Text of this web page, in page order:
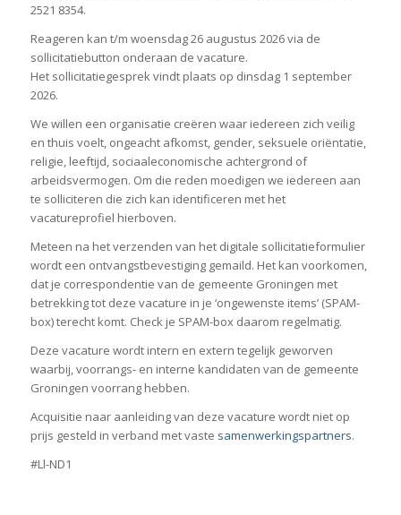
2521 8354.
Reageren kan t/m woensdag 26 augustus 2026 via de
sollicitatiebutton onderaan de vacature.
Het sollicitatiegesprek vindt plaats op dinsdag 1 september
2026.
We willen een organisatie creëren waar iedereen zich veilig
en thuis voelt, ongeacht afkomst, gender, seksuele oriëntatie,
religie, leeftijd, sociaaleconomische achtergrond of
arbeidsvermogen. Om die reden moedigen we iedereen aan
te solliciteren die zich kan identificeren met het
vacatureprofiel hierboven.
Meteen na het verzenden van het digitale sollicitatieformulier
wordt een ontvangstbevestiging gemaild. Het kan voorkomen,
dat je correspondentie van de gemeente Groningen met
betrekking tot deze vacature in je ‘ongewenste items’ (SPAM-
box) terecht komt. Check je SPAM-box daarom regelmatig.
Deze vacature wordt intern en extern tegelijk geworven
waarbij, voorrangs- en interne kandidaten van de gemeente
Groningen voorrang hebben.
Acquisitie naar aanleiding van deze vacature wordt niet op
prijs gesteld in verband met vaste samenwerkingspartners.
#Ll-ND1